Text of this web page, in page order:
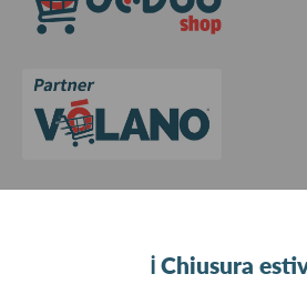
ℹ️ Chiusura
Contattaci
Privacy Policy
Aggiorna le preferenze sui cookie
C.Fisc. P.IVA 09934830960